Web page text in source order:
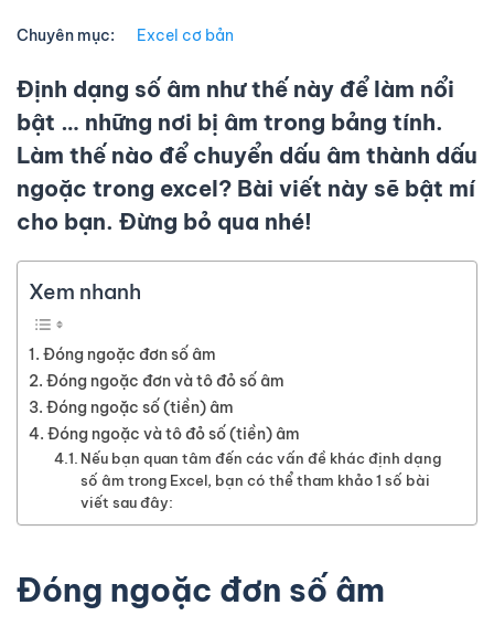
Chuyên mục: Excel cơ bản
Định dạng số âm như thế này để làm nổi
bật … những nơi bị âm trong bảng tính.
Làm thế nào để chuyển dấu âm thành dấu
ngoặc trong excel? Bài viết này sẽ bật mí
cho bạn. Đừng bỏ qua nhé!
Xem nhanh
Đóng ngoặc đơn số âm
Đóng ngoặc đơn và tô đỏ số âm
Đóng ngoặc số (tiền) âm
Đóng ngoặc và tô đỏ số (tiền) âm
Nếu bạn quan tâm đến các vấn đề khác định dạng
số âm trong Excel, bạn có thể tham khảo 1 số bài
viết sau đây:
Đóng ngoặc đơn số âm